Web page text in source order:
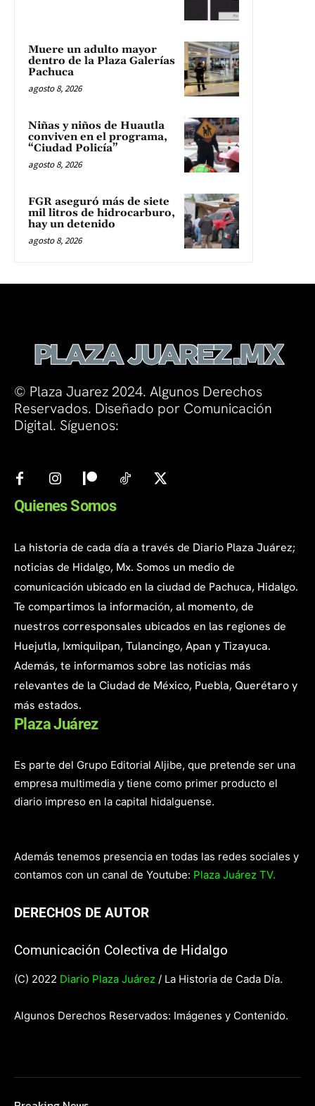
Muere un adulto mayor
dentro de la Plaza Galerías
Pachuca
agosto 8, 2026
Niñas y niños de Huautla
conviven en el programa,
“Ciudad Policía”
agosto 8, 2026
FGR aseguró más de siete
mil litros de hidrocarburo,
hay un detenido
agosto 8, 2026
© Plaza Juarez 2024. Algunos Derechos
Reservados. Diseñado por Comunicación
Digital. Síguenos:
Quienes Somos
La historia de cada día a través de Diario Plaza Juárez;
noticias de Hidalgo, Mx. Somos un medio de
comunicación ubicado en la ciudad de Pachuca, Hidalgo.
Te compartimos la información, al momento, de
nuestros corresponsales ubicados en las regiones de
Huejutla, Ixmiquilpan, Tulancingo, Apan y Tizayuca.
Además, te informamos sobre las noticias más
relevantes de la Ciudad de México, Puebla, Querétaro y
más estados.
Plaza Juárez
Es parte del Grupo Editorial Aljibe, que pretende ser una
empresa multimedia y tiene como primer producto el
diario impreso en la capital hidalguense.
Además tenemos presencia en todas las redes sociales y
contamos con un canal de Youtube: Plaza Juárez TV.
DERECHOS DE AUTOR
Comunicación Colectiva de Hidalgo
(C) 2022 Diario Plaza Juárez / La Historia de Cada Día.
Algunos Derechos Reservados: Imágenes y Contenido.